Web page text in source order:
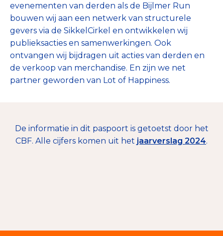
€ 77.756
(etc.)
evenementen van derden als de Bijlmer Run
bouwen wij aan een netwerk van structurele
gevers via de SikkelCirkel en ontwikkelen wij
publieksacties en samenwerkingen. Ook
ontvangen wij bijdragen uit acties van derden en
de verkoop van merchandise. En zijn we net
partner geworden van Lot of Happiness.
De informatie in dit paspoort is getoetst door het
CBF. Alle cijfers komen uit het jaarverslag 2024.